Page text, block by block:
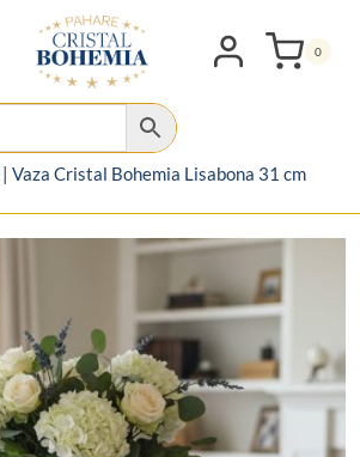
0
| Vaza Cristal Bohemia Lisabona 31 cm